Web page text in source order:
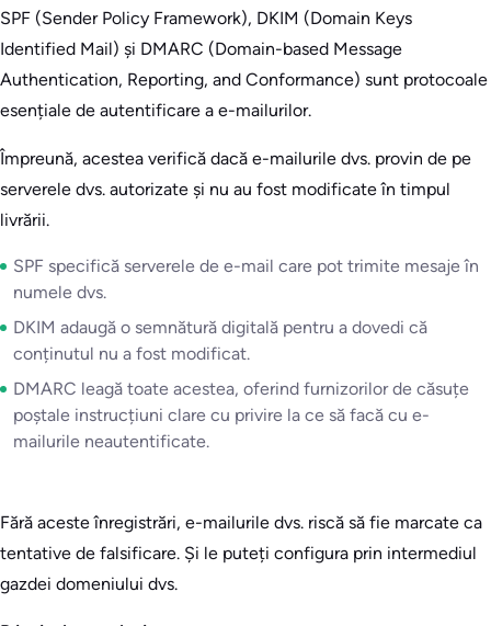
SPF (Sender Policy Framework), DKIM (Domain Keys
Identified Mail) și DMARC (Domain-based Message
Authentication, Reporting, and Conformance) sunt protocoale
esențiale de autentificare a e-mailurilor.
Împreună, acestea verifică dacă e-mailurile dvs. provin de pe
serverele dvs. autorizate și nu au fost modificate în timpul
livrării.
SPF specifică serverele de e-mail care pot trimite mesaje în
numele dvs.
DKIM adaugă o semnătură digitală pentru a dovedi că
conținutul nu a fost modificat.
DMARC leagă toate acestea, oferind furnizorilor de căsuțe
poștale instrucțiuni clare cu privire la ce să facă cu e-
mailurile neautentificate.
Fără aceste înregistrări, e-mailurile dvs. riscă să fie marcate ca
tentative de falsificare. Și le puteți configura prin intermediul
gazdei domeniului dvs.